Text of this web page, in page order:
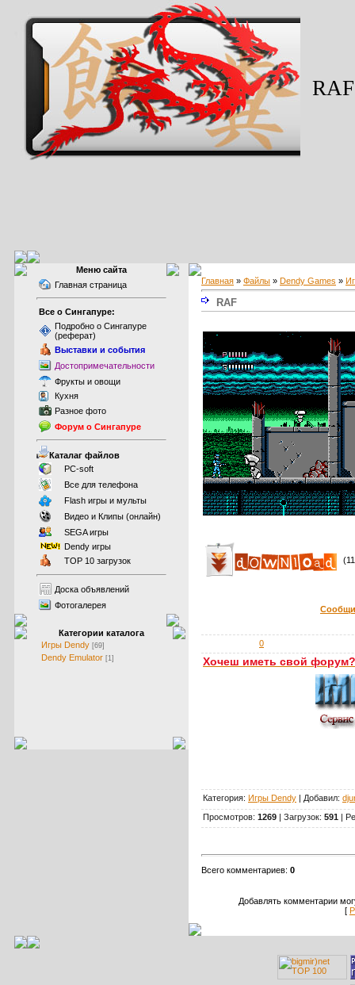
RAF
Меню сайта
Главная страница
Все о Сингапуре:
Подробно о Сингапуре
(реферат)
Выставки и события
Достопримечательности
Фрукты и овощи
Кухня
Разное фото
Форум о Сингапуре
Каталаг файлов
PC-soft
Все для телефона
Flash игры и мульты
Видео и Клипы (онлайн)
SEGA игры
Dendy игры
TOP 10 загрузок
Доска объявлений
Фотогалерея
Категории каталога
Игры Dendy [69]
Dendy Emulator [1]
Главная » Файлы » Dendy Games »
RAF
0
Хочеш иметь свой форум?
Категория: Игры Dendy | Добавил:
Просмотров: 1269 | Загрузок: 591 |
Всего комментариев: 0
Добавлять комментарии
[